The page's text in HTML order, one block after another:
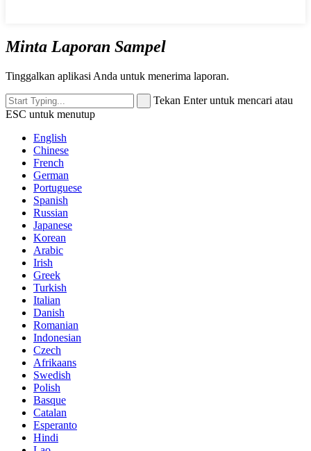
Minta Laporan Sampel
Tinggalkan aplikasi Anda untuk menerima laporan.
Tekan Enter untuk mencari atau
ESC untuk menutup
English
Chinese
French
German
Portuguese
Spanish
Russian
Japanese
Korean
Arabic
Irish
Greek
Turkish
Italian
Danish
Romanian
Indonesian
Czech
Afrikaans
Swedish
Polish
Basque
Catalan
Esperanto
Hindi